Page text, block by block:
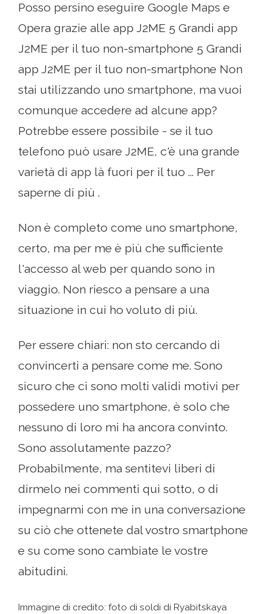
Posso persino eseguire Google Maps e
Opera grazie alle app J2ME 5 Grandi app
J2ME per il tuo non-smartphone 5 Grandi
app J2ME per il tuo non-smartphone Non
stai utilizzando uno smartphone, ma vuoi
comunque accedere ad alcune app?
Potrebbe essere possibile - se il tuo
telefono può usare J2ME, c'è una grande
varietà di app là fuori per il tuo ... Per
saperne di più .
Non è completo come uno smartphone,
certo, ma per me è più che sufficiente
l'accesso al web per quando sono in
viaggio. Non riesco a pensare a una
situazione in cui ho voluto di più.
Per essere chiari: non sto cercando di
convincerti a pensare come me. Sono
sicuro che ci sono molti validi motivi per
possedere uno smartphone, è solo che
nessuno di loro mi ha ancora convinto.
Sono assolutamente pazzo?
Probabilmente, ma sentitevi liberi di
dirmelo nei commenti qui sotto, o di
impegnarmi con me in una conversazione
su ciò che ottenete dal vostro smartphone
e su come sono cambiate le vostre
abitudini.
Immagine di credito: foto di soldi di Ryabitskaya